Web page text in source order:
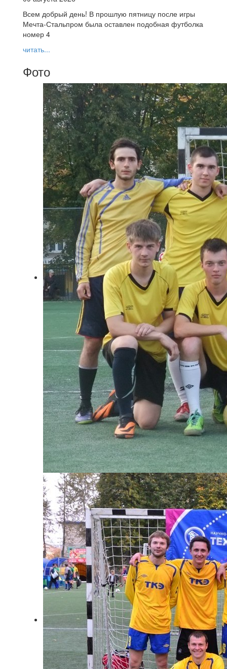
Всем добрый день! В прошлую пятницу после игры
Мечта-Стальпром была оставлен подобная футболка
номер 4
читать...
Фото